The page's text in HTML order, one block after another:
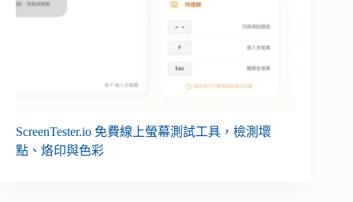
ScreenTester.io 免費線上螢幕測試工具，檢測壞
點、烙印與色彩